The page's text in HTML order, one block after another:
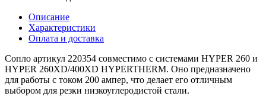
Описание
Характеристики
Оплата и доставка
Сопло артикул 220354 совместимо с системами HYPER 260 и
HYPER 260XD/400XD HYPERTHERM. Оно предназначено
для работы с током 200 ампер, что делает его отличным
выбором для резки низкоуглеродистой стали.